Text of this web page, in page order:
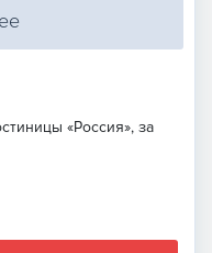
«Россия», за